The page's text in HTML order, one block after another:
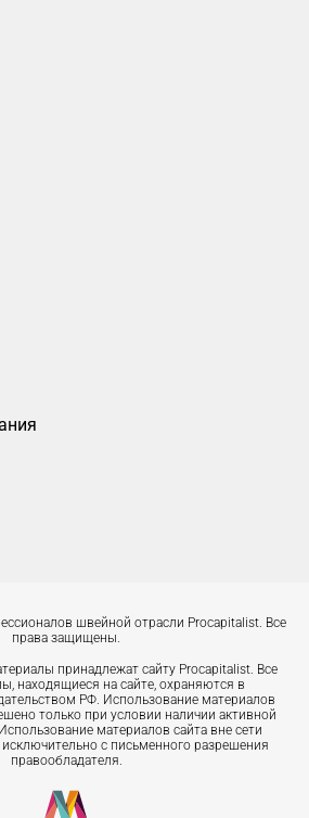
швейной отрасли Procapitalist. Все
права защищены.
принадлежат сайту Procapitalist. Все
находящиеся на сайте, охраняются в
РФ. Использование материалов
только при условии наличии активной
материалов сайта вне сети
исключительно с письменного разрешения
правообладателя.